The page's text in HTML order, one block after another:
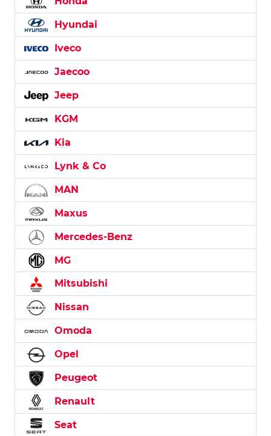
Hyundai
Iveco
Jaecoo
Jeep
KGM
Kia
Lynk & Co
MAN
Maxus
Mercedes-Benz
MG
Mitsubishi
Nissan
Omoda
Opel
Peugeot
Renault
Seat